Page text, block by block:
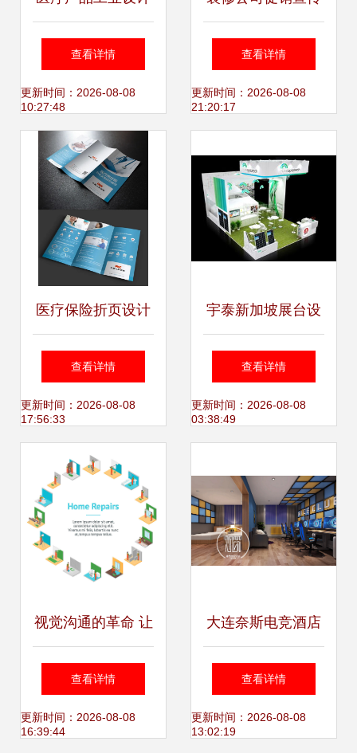
盘礼品定单价格
案例 从产品美学到
市场营销的全面策
划
查看详情
更新时间：2026-08-08
10:27:48
三折页设计——打
造专业设计服务的
查看详情
更新时间：2026-08-08
21:20:17
医疗保险折页设计
专业打造高转化率
营销工具
查看详情
更新时间：2026-08-08
17:56:33
宇泰新加坡展台设
计 山东宇泰光电
展会服务
查看详情
更新时间：2026-08-08
03:38:49
视觉沟通的革命 让
海报设计成为品牌
赢家的利器
查看详情
更新时间：2026-08-08
16:39:44
大连奈斯电竞酒店
案例 专业电竞酒店
设计一站式服务团
查看详情
更新时间：2026-08-08
13:02:19